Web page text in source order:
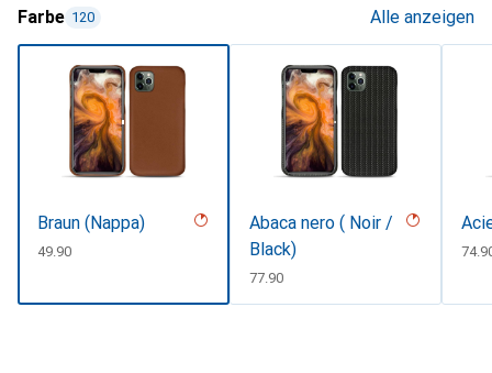
Farbe 120 Alle anzeigen
Braun (Nappa)
CHF
49.90
Abaca nero ( Noir /
Black)
CHF
77.90
CHF